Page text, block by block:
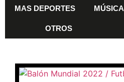
MAS DEPORTES MÚSICA
OTROS